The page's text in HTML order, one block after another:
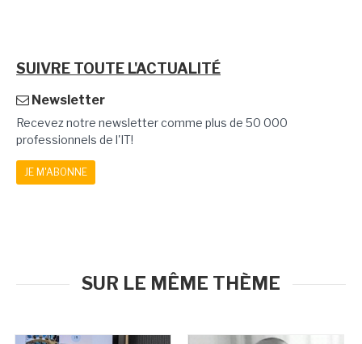
SUIVRE TOUTE L'ACTUALITÉ
Newsletter
Recevez notre newsletter comme plus de 50 000
professionnels de l'IT!
JE M'ABONNE
SUR LE MÊME THÈME